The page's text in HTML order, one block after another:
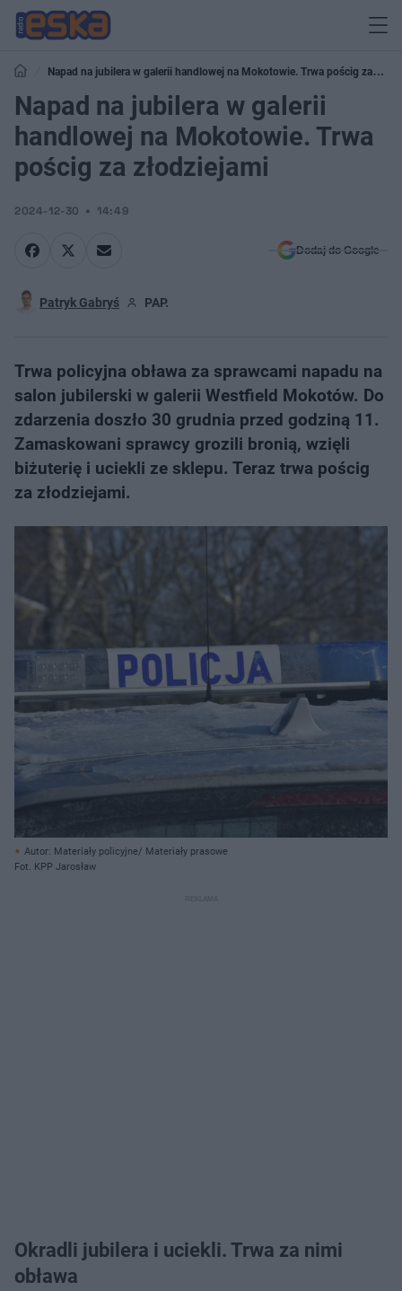
Napad na jubilera w galerii handlowej na Mokotowie. Trwa pościg za
złodziejami
Napad na jubilera w galerii
handlowej na Mokotowie. Trwa
pościg za złodziejami
2024-12-30 14:49
Dodaj do Google
Patryk Gabryś PAP.
Trwa policyjna obława za sprawcami napadu na
salon jubilerski w galerii Westfield Mokotów. Do
zdarzenia doszło 30 grudnia przed godziną 11.
Zamaskowani sprawcy grozili bronią, wzięli
biżuterię i uciekli ze sklepu. Teraz trwa pościg
za złodziejami.
Autor: Materiały policyjne/ Materiały prasowe
Fot. KPP Jarosław
Okradli jubilera i uciekli. Trwa za nimi
obława